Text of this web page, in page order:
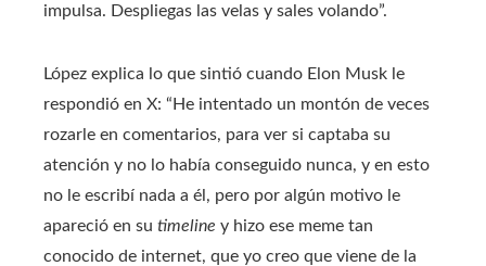
impulsa. Despliegas las velas y sales volando”.
López explica lo que sintió cuando Elon Musk le
respondió en X: “He intentado un montón de veces
rozarle en comentarios, para ver si captaba su
atención y no lo había conseguido nunca, y en esto
no le escribí nada a él, pero por algún motivo le
apareció en su timeline y hizo ese meme tan
conocido de internet, que yo creo que viene de la